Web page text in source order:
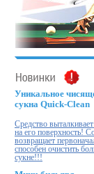
Уникальное
сукна Quick-Clean
Cредство
на его поверхность!
возвращает
способен очистить
сукне!!!